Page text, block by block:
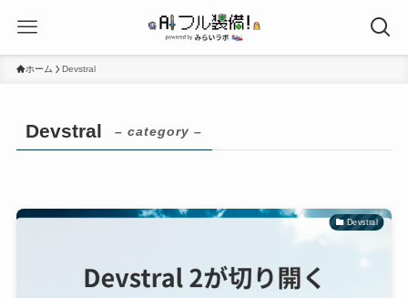
ホーム Devstral
Devstral – category –
Devstral